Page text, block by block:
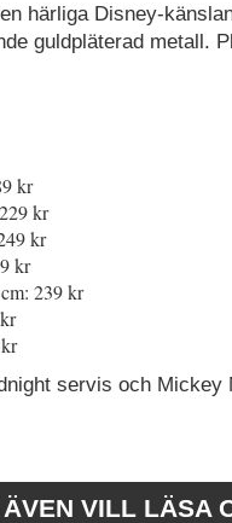
härliga Disney-
guldpläterad metall.
kr
kr
kr
kr
239 kr
servis och
VILL LÄSA